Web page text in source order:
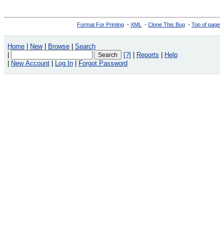
Format For Printing - XML - Clone This Bug - Top of page
Home New Browse
Search
[?] Reports
Help
New Account Log In Forgot Password